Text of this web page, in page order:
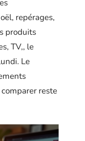
repérages,
produits
TV,, le
Le
reste